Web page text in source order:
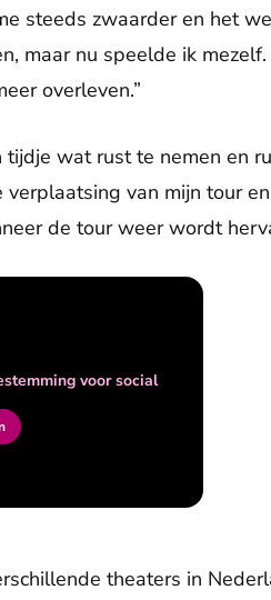
steeds zwaarder en het
maar nu speelde ik
overleven.”
wat rust te nemen en
van mijn tour
de tour weer wordt
voor social
theaters in